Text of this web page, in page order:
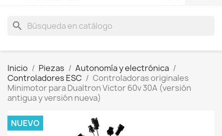
search
Inicio Piezas
Autonomía y electrónica
Controladores ESC
Controladoras originales
Minimotor para Dualtron Victor 60v 30A (versión
antigua y versión nueva)
NUEVO